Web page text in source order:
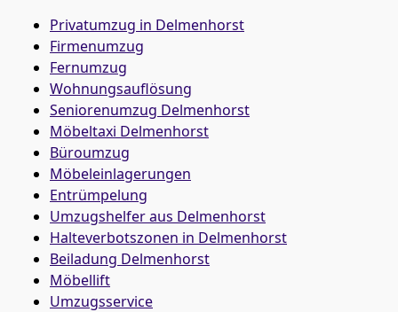
Privatumzug in Delmenhorst
Firmenumzug
Fernumzug
Wohnungsauflösung
Seniorenumzug Delmenhorst
Möbeltaxi Delmenhorst
Büroumzug
Möbeleinlagerungen
Entrümpelung
Umzugshelfer aus Delmenhorst
Halteverbotszonen in Delmenhorst
Beiladung Delmenhorst
Möbellift
Umzugsservice